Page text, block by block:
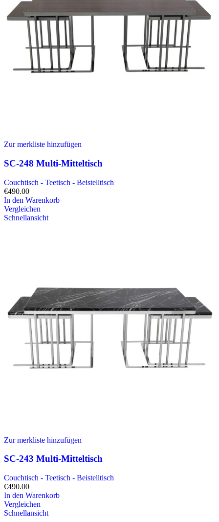
Zur merkliste hinzufügen
SC-248 Multi-Mitteltisch
Couchtisch - Teetisch - Beistelltisch
€490.00
In den Warenkorb
Vergleichen
Schnellansicht
Zur merkliste hinzufügen
SC-243 Multi-Mitteltisch
Couchtisch - Teetisch - Beistelltisch
€490.00
In den Warenkorb
Vergleichen
Schnellansicht